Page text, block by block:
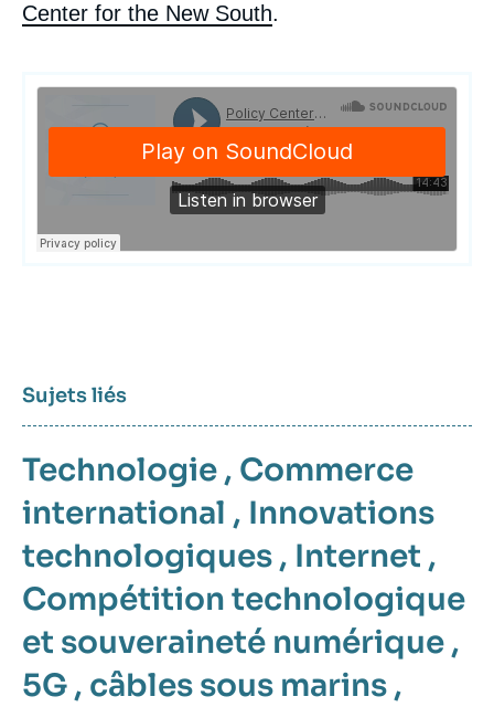
Center for the New South.
Sujets liés
Technologie , Commerce
international , Innovations
technologiques , Internet ,
Compétition technologique
et souveraineté numérique ,
5G , câbles sous marins ,